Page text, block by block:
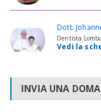
Dott.
Dentista
Vedi la
INVIA UNA